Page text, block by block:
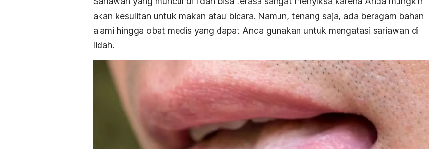
akan kesulitan untuk makan atau bicara. Namun, tenang saja, ada beragam bahan
alami hingga obat medis yang dapat Anda gunakan untuk mengatasi sariawan di
lidah.